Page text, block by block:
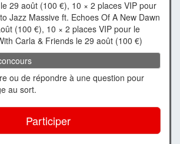
29 août (100 €), 10 × 2 places VIP pour
Jazz Massive ft. Echoes Of A New Dawn
(100 €), 10 × 2 places VIP pour le
Carla & Friends le 29 août (100 €)
ou de répondre à une question pour
au sort.
Participer